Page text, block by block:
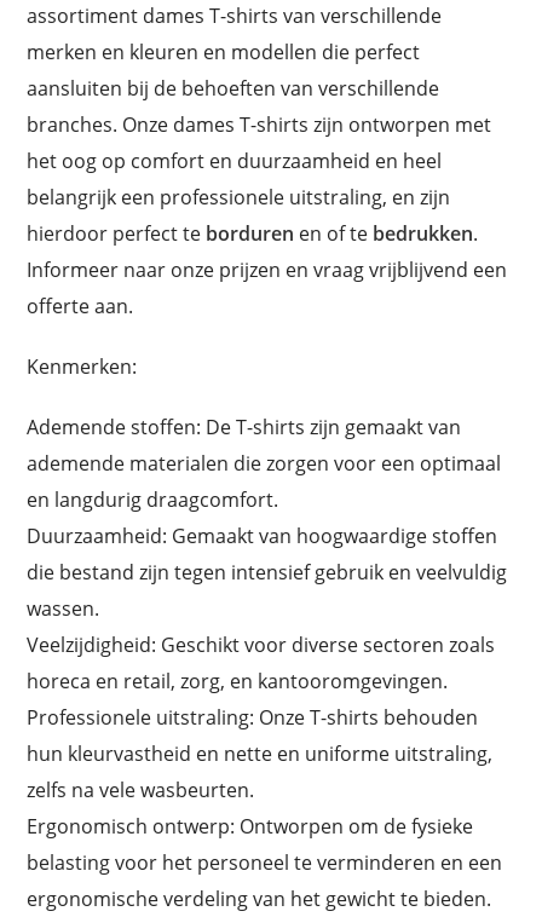
assortiment dames T-shirts van verschillende
merken en kleuren en modellen die perfect
aansluiten bij de behoeften van verschillende
branches. Onze dames T-shirts zijn ontworpen met
het oog op comfort en duurzaamheid en heel
belangrijk een professionele uitstraling, en zijn
hierdoor perfect te borduren en of te bedrukken.
Informeer naar onze prijzen en vraag vrijblijvend een
offerte aan.
Kenmerken:
Ademende stoffen: De T-shirts zijn gemaakt van
ademende materialen die zorgen voor een optimaal
en langdurig draagcomfort.
Duurzaamheid: Gemaakt van hoogwaardige stoffen
die bestand zijn tegen intensief gebruik en veelvuldig
wassen.
Veelzijdigheid: Geschikt voor diverse sectoren zoals
horeca en retail, zorg, en kantooromgevingen.
Professionele uitstraling: Onze T-shirts behouden
hun kleurvastheid en nette en uniforme uitstraling,
zelfs na vele wasbeurten.
Ergonomisch ontwerp: Ontworpen om de fysieke
belasting voor het personeel te verminderen en een
ergonomische verdeling van het gewicht te bieden.